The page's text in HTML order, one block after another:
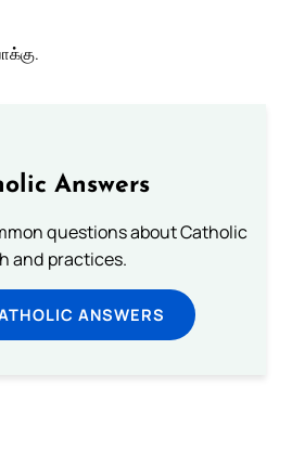
Answers
questions about Catholic
and practices.
ANSWERS